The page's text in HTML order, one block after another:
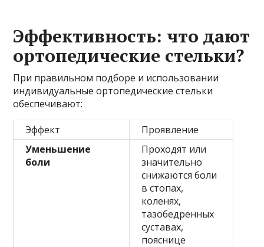
Эффективность: что дают
ортопедические стельки?
При правильном подборе и использовании
индивидуальные ортопедические стельки
обеспечивают:
Эффект
Проявление
Уменьшение
боли
Проходят или
значительно
снижаются боли
в стопах,
коленях,
тазобедренных
суставах,
пояснице